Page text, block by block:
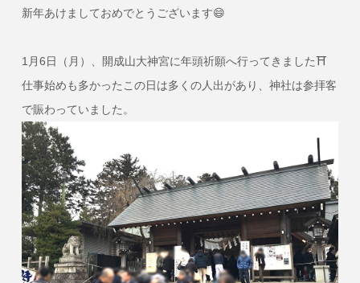
新年あけましておめでとうございます😄
1月6日（月）、開成山大神宮に年頭祈願へ行ってきました⛩
仕事始めも多かったこの日は多くの人出があり、神社は参拝客
で賑わっていました。